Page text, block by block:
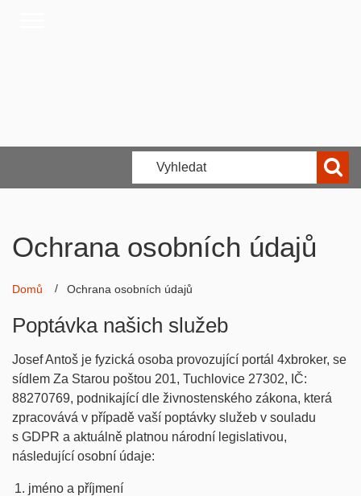
Ochrana osobních údajů
Domů Ochrana osobních údajů
Poptávka našich služeb
Josef Antoš je fyzická osoba provozující portál 4xbroker, se
sídlem Za Starou poštou 201, Tuchlovice 27302, IČ:
88270769, podnikající dle živnostenského zákona, která
zpracovává v případě vaší poptávky služeb v souladu
s GDPR a aktuálně platnou národní legislativou,
následující osobní údaje:
jméno a příjmení